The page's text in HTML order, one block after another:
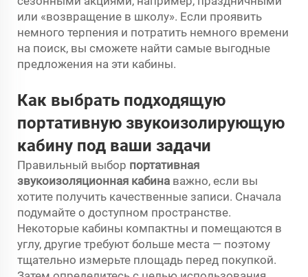
или «возвращение в школу». Если проявить
немного терпения и потратить немного времени
на поиск, вы сможете найти самые выгодные
предложения на эти кабины.
Как выбрать подходящую
портативную звукоизолирующую
кабину под ваши задачи
Правильный выбор портативная
звукоизоляционная кабина важно, если вы
хотите получить качественные записи. Сначала
подумайте о доступном пространстве.
Некоторые кабины компактны и помещаются в
углу, другие требуют больше места — поэтому
тщательно измерьте площадь перед покупкой.